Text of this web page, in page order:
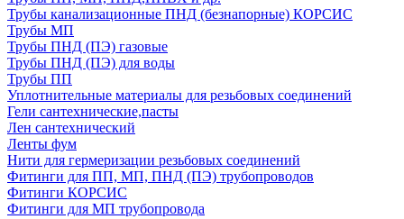
Трубы канализационные ПНД (безнапорные) КОРСИС
Трубы МП
Трубы ПНД (ПЭ) газовые
Трубы ПНД (ПЭ) для воды
Трубы ПП
Уплотнительные материалы для резьбовых соединений
Гели сантехнические,пасты
Лен сантехнический
Ленты фум
Нити для гермеризации резьбовых соединений
Фитинги для ПП, МП, ПНД (ПЭ) трубопроводов
Фитинги КОРСИС
Фитинги для МП трубопровода